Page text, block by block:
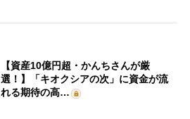
【資産10億円超・かんちさんが厳
選！】「キオクシアの次」に資金が流
れる期待の高…